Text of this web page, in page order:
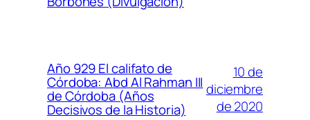
Año 929 El califato de
Córdoba: Abd Al Rahman III
de Córdoba (Años
Decisivos de la Historia)
10 de
diciembre
de 2020